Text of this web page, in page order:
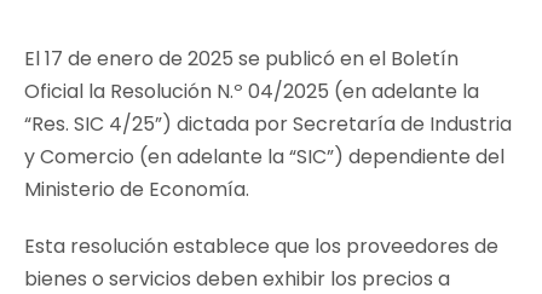
El 17 de enero de 2025 se publicó en el Boletín
Oficial la Resolución N.º 04/2025 (en adelante la
“Res. SIC 4/25”) dictada por Secretaría de Industria
y Comercio (en adelante la “SIC”) dependiente del
Ministerio de Economía.
Esta resolución establece que los proveedores de
bienes o servicios deben exhibir los precios a